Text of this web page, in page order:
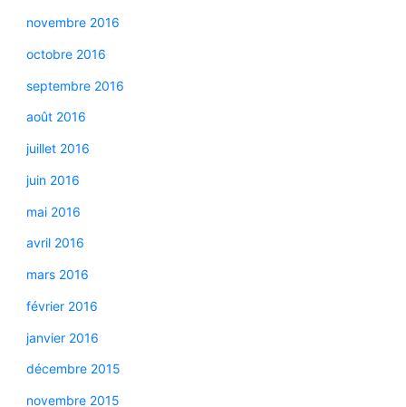
novembre 2016
octobre 2016
septembre 2016
août 2016
juillet 2016
juin 2016
mai 2016
avril 2016
mars 2016
février 2016
janvier 2016
décembre 2015
novembre 2015